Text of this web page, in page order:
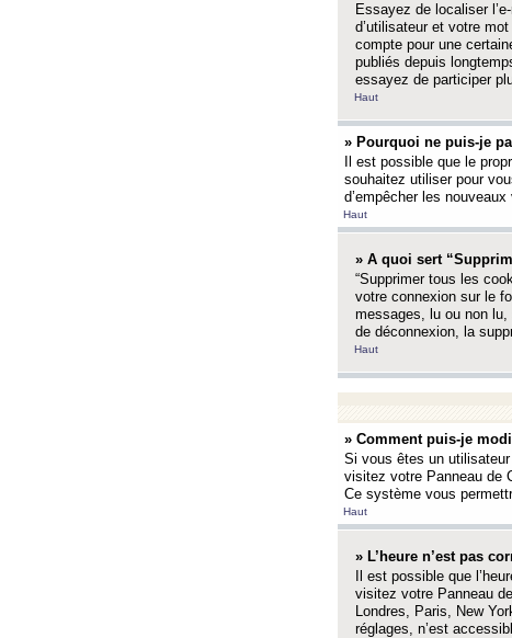
Essayez de localiser
d’utilisateur et votre
compte pour une
publiés depuis
essayez de participer
Haut
» Pourquoi ne puis-je
Il est possible que le
souhaitez utiliser pour
d’empêcher les
Haut
» A quoi sert
“Supprimer tous les
votre connexion sur le
messages, lu ou non
de déconnexion, la
Haut
» Comment puis-je
Si vous êtes un
visitez votre Panneau de
Ce système vous
Haut
» L’heure n’est pas
Il est possible que
visitez votre Panneau
Londres, Paris, New
réglages, n’est